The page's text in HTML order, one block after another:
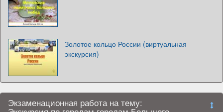
Золотое кольцо России (виртуальная
экскурсия)
Экзаменационная работа на тему: